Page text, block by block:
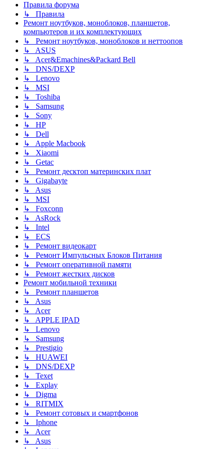
Правила форума
↳ Правила
Ремонт ноутбуков, моноблоков, планшетов,
компьютеров и их комплектующих
↳ Ремонт ноутбуков, моноблоков и неттоопов
↳ ASUS
↳ Acer&Emachines&Packard Bell
↳ DNS/DEXP
↳ Lenovo
↳ MSI
↳ Toshiba
↳ Samsung
↳ Sony
↳ HP
↳ Dell
↳ Apple Macbook
↳ Xiaomi
↳ Getac
↳ Ремонт десктоп материнских плат
↳ Gigabayte
↳ Asus
↳ MSI
↳ Foxconn
↳ AsRock
↳ Intel
↳ ECS
↳ Ремонт видеокарт
↳ Ремонт Импульсных Блоков Питания
↳ Ремонт оперативной памяти
↳ Ремонт жестких дисков
Ремонт мобильной техники
↳ Ремонт планшетов
↳ Asus
↳ Acer
↳ APPLE IPAD
↳ Lenovo
↳ Samsung
↳ Prestigio
↳ HUAWEI
↳ DNS/DEXP
↳ Texet
↳ Explay
↳ Digma
↳ RITMIX
↳ Ремонт сотовых и смартфонов
↳ Iphone
↳ Acer
↳ Asus